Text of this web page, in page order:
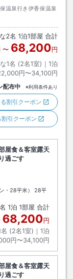
温泉行き伊香保温泉
2名 1泊1部屋 合計
〜 68,200円
1名 (2名1室)｜ 1泊
円〜34,100円
配布中 ※利用条件あり
割引クーポン
引クーポン
屋食＆客室露天
過ごす
・28平米）
28平
名 1泊 1部屋 合計
68,200円
名 (2名1室)｜ 1泊
円〜34,100円
屋食＆客室露天
過ごす